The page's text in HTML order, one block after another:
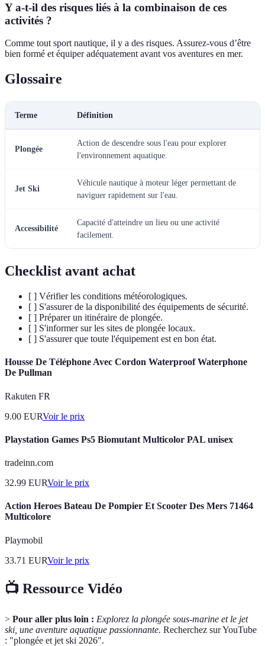
Y a-t-il des risques liés à la combinaison de ces
activités ?
Comme tout sport nautique, il y a des risques. Assurez-vous d’être
bien formé et équiper adéquatement avant vos aventures en mer.
Glossaire
Terme Définition
Plongée
Action de descendre sous l'eau pour explorer
l'environnement aquatique.
Jet Ski
Véhicule nautique à moteur léger permettant de
naviguer rapidement sur l'eau.
Accessibilité
Capacité d'atteindre un lieu ou une activité
facilement.
Checklist avant achat
[ ] Vérifier les conditions météorologiques.
[ ] S'assurer de la disponibilité des équipements de sécurité.
[ ] Préparer un itinéraire de plongée.
[ ] S'informer sur les sites de plongée locaux.
[ ] S'assurer que toute l'équipement est en bon état.
Housse De Téléphone Avec Cordon Waterproof Waterphone
De Pullman
Rakuten FR
9.00 EURVoir le prix
Playstation Games Ps5 Biomutant Multicolor PAL unisex
tradeinn.com
32.99 EURVoir le prix
Action Heroes Bateau De Pompier Et Scooter Des Mers 71464
Multicolore
Playmobil
33.71 EURVoir le prix
📺 Ressource Vidéo
> Pour aller plus loin : Explorez la plongée sous-marine et le jet
ski, une aventure aquatique passionnante. Recherchez sur YouTube
: "plongée et jet ski 2026".